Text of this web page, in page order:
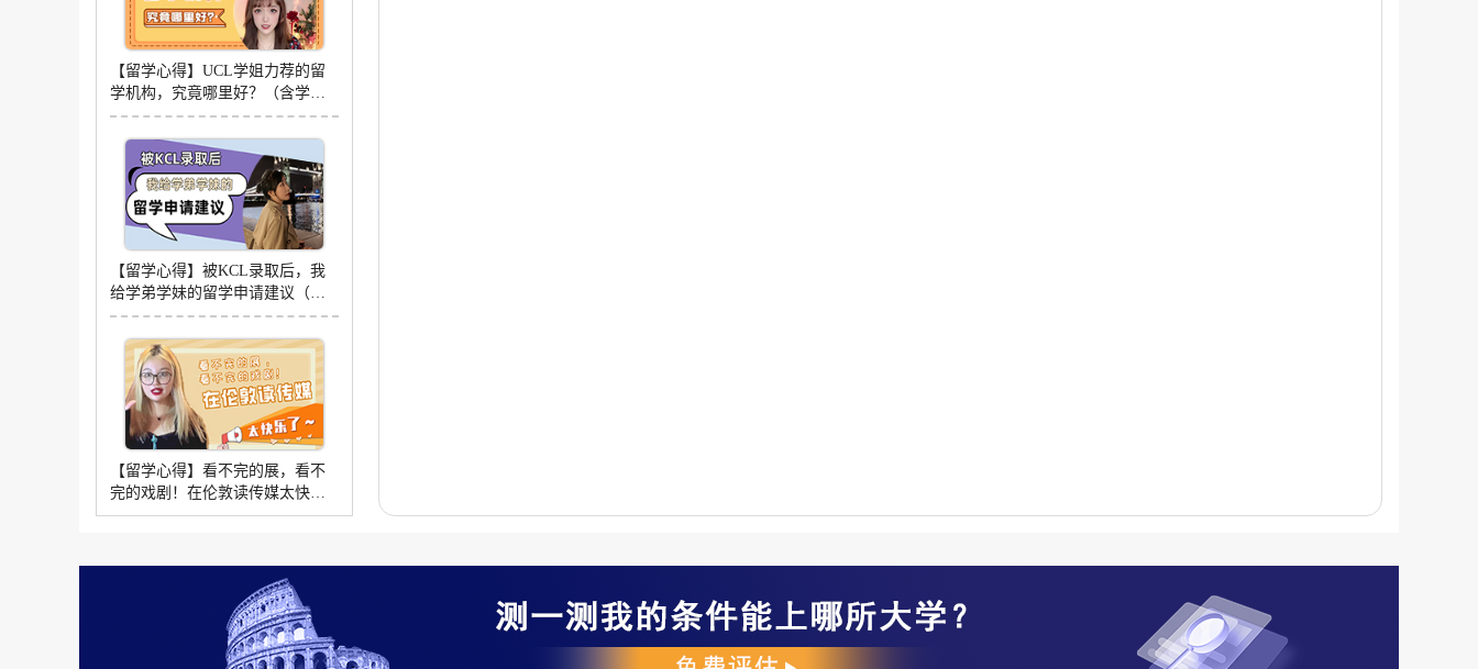
【留学心得】UCL学姐力荐的留
学机构，究竟哪里好？（含学姐
视频分享）
【留学心得】被KCL录取后，我
给学弟学妹的留学申请建议（含
学姐视频分享）
【留学心得】看不完的展，看不
完的戏剧！在伦敦读传媒太快乐
了~（含学姐分享视频）